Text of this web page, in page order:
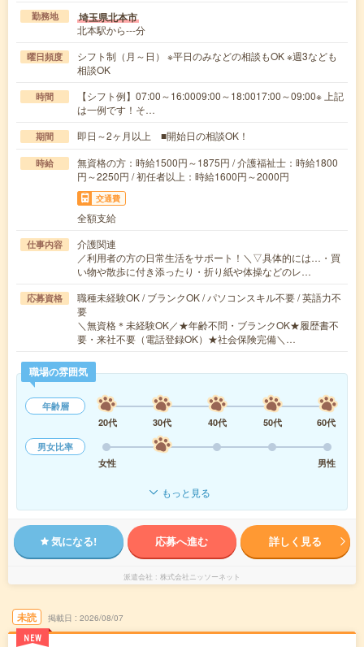
勤務地 埼玉県北本市
北本駅から---分
曜日頻度
シフト制（月～日） ※平日のみなどの相談もOK ※週3なども
相談OK
時間
【シフト例】07:00～16:0009:00～18:0017:00～09:00※ 上記
は一例です！そ…
期間 即日～2ヶ月以上 ■開始日の相談OK！
時給
無資格の方：時給1500円～1875円 / 介護福祉士：時給1800
円～2250円 / 初任者以上：時給1600円～2000円
交通費
全額支給
仕事内容
介護関連
／利用者の方の日常生活をサポート！＼▽具体的には…・買
い物や散歩に付き添ったり・折り紙や体操などのレ…
応募資格
職種未経験OK / ブランクOK / パソコンスキル不要 / 英語力不
要
＼無資格＊未経験OK／★年齢不問・ブランクOK★履歴書不
要・来社不要（電話登録OK）★社会保険完備＼…
職場の雰囲気
年齢層
20代
30代 40代 50代
60代
男女比率
女性
男性
もっと見る
気になる! 応募へ進む 詳しく見る
派遣会社 株式会社ニッソーネット
未読
NEW
掲載日 2026/08/07